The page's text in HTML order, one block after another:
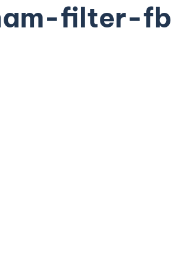
filter-fb